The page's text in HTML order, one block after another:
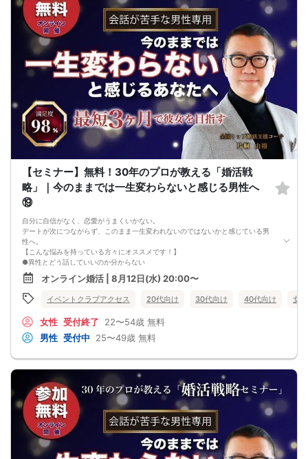
まずは、異性が求めていることを理解し、
それを提供できる自分自身に変化していくことにより、
はじめて自分が好きな異性が自分を好きになってくれるようになり、
恋愛婚活が上手くいくようになります。
異性が求めていることを理解し、
それを自然に伝えられる自分に変わることで、
好きな女性から選ばれるようになります。
婚活戦略セミナーでは、恋愛や婚活で悩む男性が
短期間で変化と成果を実感できる方法をお伝えします。
【注意事項】
・セミナー中はカメラをオン（お顔を出して）での受講をお願いします。
（屋外、車内からのご参加や、途中入室、退出はご遠慮下さい。）
【キャンセル規定】
セミナー準備の都合上、当日無断キャンセルの場合は、3,000円のキャンセル料を
お支払いいただきます。
【セミナー】無料！30年のプロが教える「婚活戦
略」｜今のままでは一生変わらないと感じる男性へ
⑲
自分に自信がなく、恋愛がうまくいかない。
デートが次につながらず、このまま一生変われないのではないかと感じている男
性へ。
【こんな悩みを持っている方々にオススメです！】
●異性とどう話していいのか分からない
●婚活パーティー、合コンで上手くいかない
●デートやお見合いが２回目につながらない
●今のままでは一生変わらない気がする
●異性から断られると、自分の人格を否定されている気分になる
最短3ヶ月で彼女ができる可能性を高め、1年以内の結婚を目指すための
恋愛・婚活の具体的な方法をお伝えします。
【婚活戦略セミナーで得られるメリットは！】
●婚活パーティーやマッチングアプリで結果を出せるようになる
●異性とのコミュニケーションのポイントが理解できる
●好きになった女性との関係を続けられるようになる
まずは、異性が求めていることを理解し、
それを提供できる自分自身に変化していくことにより、
はじめて自分が好きな異性が自分を好きになってくれるようになり、
恋愛婚活が上手くいくようになります。
オンライン婚活 | 8月12日(水) 20:00〜
イベントクラブアクセス 20代向け 30代向け 40代向け 女
女性 受付終了 22〜54歳 無料
男性 受付中 25〜49歳 無料